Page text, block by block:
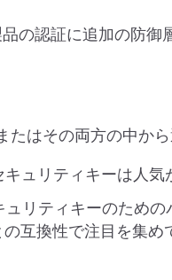
の認証に追加の防御
はその両方の中から
ュリティキーは人気
リティキーのための
互換性で注目を集め